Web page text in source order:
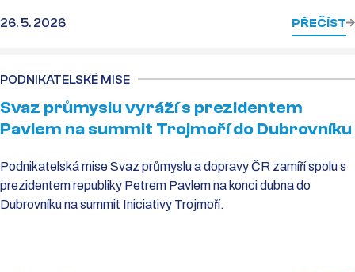
26. 5. 2026 PŘEČÍST
PODNIKATELSKÉ MISE
Svaz průmyslu vyráží s prezidentem
Pavlem na summit Trojmoří do Dubrovníku
Podnikatelská mise Svaz průmyslu a dopravy ČR zamíří spolu s
prezidentem republiky Petrem Pavlem na konci dubna do
Dubrovníku na summit Iniciativy Trojmoří.